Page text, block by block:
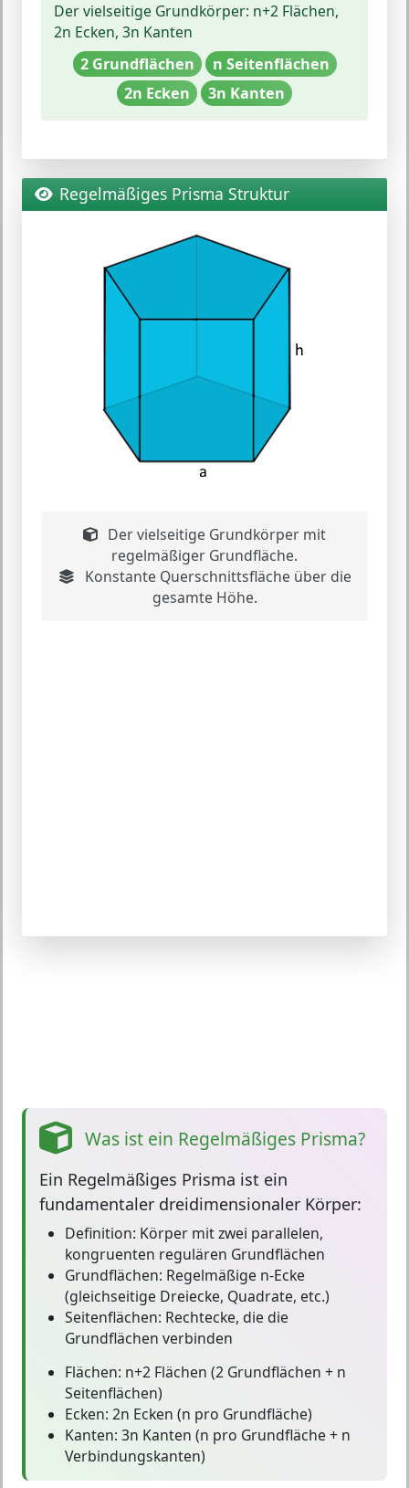
Der vielseitige Grundkörper: n+2 Flächen,
2n Ecken, 3n Kanten
2 Grundflächen
n Seitenflächen
2n Ecken
3n Kanten
Regelmäßiges Prisma Struktur
Der vielseitige Grundkörper mit
regelmäßiger Grundfläche.
Konstante Querschnittsfläche über die
gesamte Höhe.
Was ist ein Regelmäßiges Prisma?
Ein Regelmäßiges Prisma ist ein
fundamentaler dreidimensionaler Körper:
Definition: Körper mit zwei parallelen,
kongruenten regulären Grundflächen
Grundflächen: Regelmäßige n-Ecke
(gleichseitige Dreiecke, Quadrate, etc.)
Seitenflächen: Rechtecke, die die
Grundflächen verbinden
Flächen: n+2 Flächen (2 Grundflächen + n
Seitenflächen)
Ecken: 2n Ecken (n pro Grundfläche)
Kanten: 3n Kanten (n pro Grundfläche + n
Verbindungskanten)